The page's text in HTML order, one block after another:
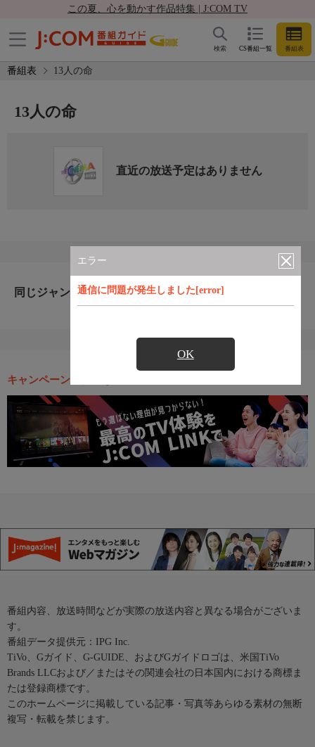
この夏、心を動かす作品特集 | J:COM TV
CS番組一覧 番組表
検索
番組表 13人の命
エラー
通信に問題が発生しました[error]
OK
13人の命
直近の放送予定はありません
同じジャンルのおすすめ番組
キャンペーン・お得な情報
番組内容、放送時間などが実際の放送内容と異なる場合がございま
す。
番組データ提供元：IPG Inc.
TiVo、Gガイド、G-GUIDE、およびGガイドロゴは、米国TiVo
Brands LLCおよび／またはその関連会社の日本国内における商標ま
たは登録商標です。
このホームページに掲載している記事・写真等あらゆる素材の無断
複写・転載を禁じます。